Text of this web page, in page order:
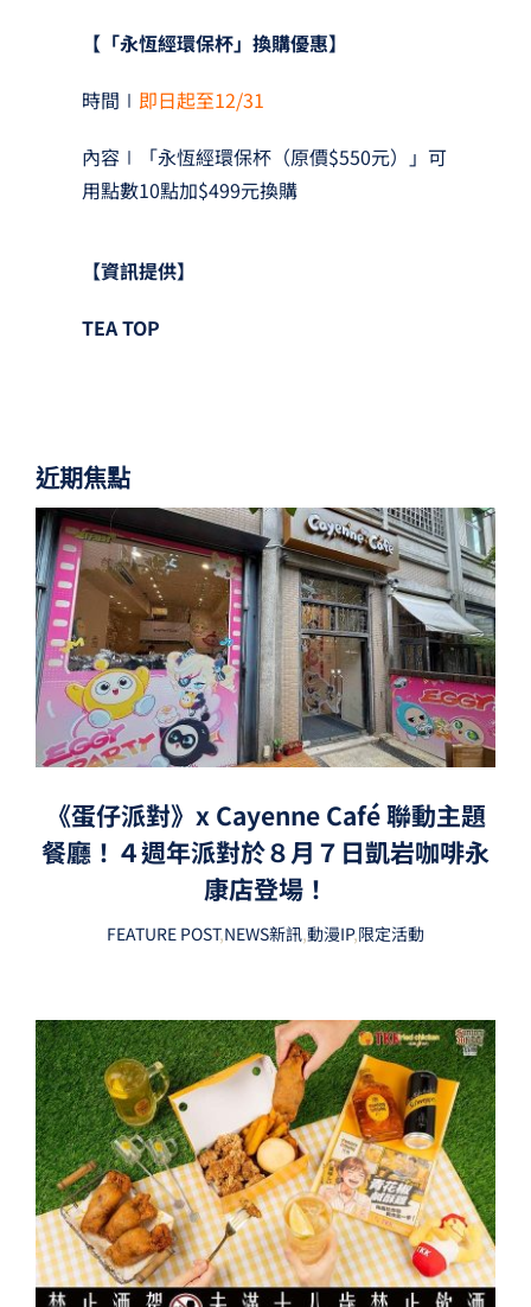
【「永恆經環保杯」換購優惠】
時間∣ 即日起至12/31
內容∣「永恆經環保杯（原價$550元）」可
用點數10點加$499元換購
【資訊提供】
TEA TOP
近期焦點
《蛋仔派對》x Cayenne Café 聯動主題
餐廳！４週年派對於８月７日凱岩咖啡永
康店登場！
FEATURE POST,NEWS新訊,動漫IP,限定活動